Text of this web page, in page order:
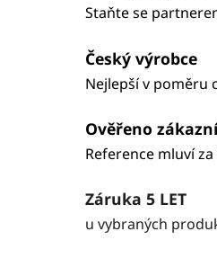
Staňte se
Český výrobce
Nejlepší v poměru
Ověřeno
Reference mluví za
Záruka 5 LET
u vybraných